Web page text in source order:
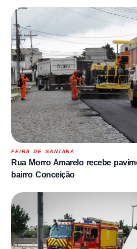
FEIRA DE SANTANA
Rua Morro Amarelo recebe
bairro Conceição